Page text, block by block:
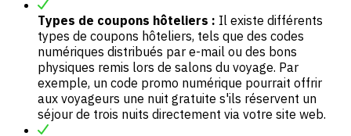
Types de coupons hôteliers : Il existe différents
types de coupons hôteliers, tels que des codes
numériques distribués par e-mail ou des bons
physiques remis lors de salons du voyage. Par
exemple, un code promo numérique pourrait offrir
aux voyageurs une nuit gratuite s'ils réservent un
séjour de trois nuits directement via votre site web.